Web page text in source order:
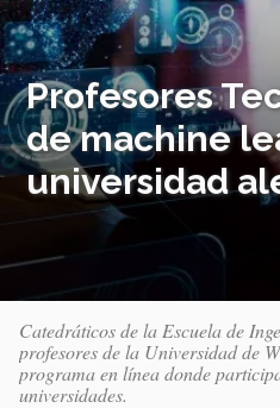
Profesores
de machine
universidad
Catedráticos de la Escuela de
profesores de la Universidad de
programa en línea donde
universidades.